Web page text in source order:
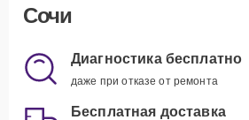
Сочи
Диагностика бесплатно
даже при отказе от ремонта
Бесплатная доставка